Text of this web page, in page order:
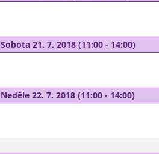
Sobota 21. 7. 2018 (11:00 - 14:00)
Neděle 22. 7. 2018 (11:00 - 14:00)